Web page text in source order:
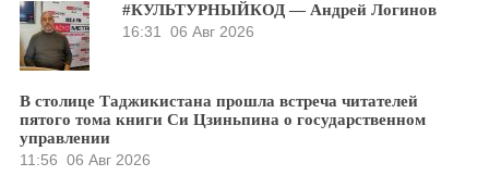
#КУЛЬТУРНЫЙКОД — Андрей Логинов
16:31 06 Авг 2026
В столице Таджикистана прошла встреча читателей
пятого тома книги Си Цзиньпина о государственном
управлении
11:56 06 Авг 2026